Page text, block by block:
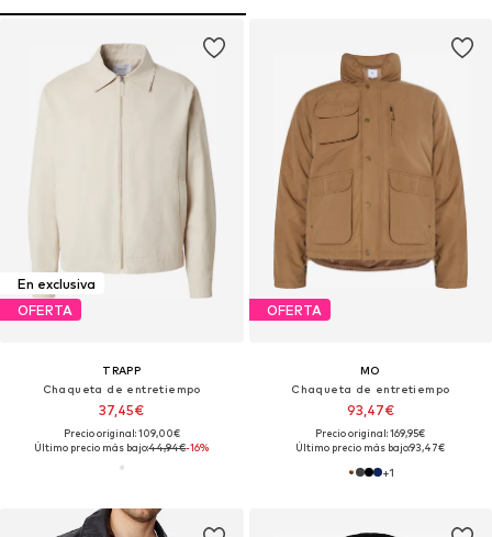
En exclusiva
OFERTA
TRAPP
Chaqueta de entretiempo
37,45€
Precio original: 109,00€
Último precio más bajo:44,94€-16%
OFERTA
MO
Chaqueta de entretiempo
93,47€
Precio original: 169,95€
Último precio más bajo:93,47€
+1